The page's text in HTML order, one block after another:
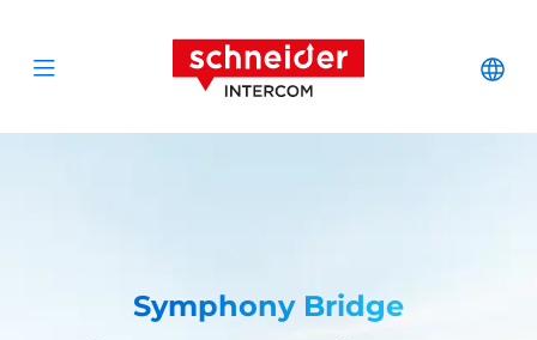
Open menu
Schneider
Symphony Bridge